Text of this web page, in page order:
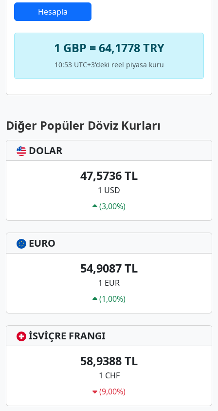
Hesapla
1 GBP = 64,1778 TRY
10:53 UTC+3'deki reel piyasa kuru
Diğer Popüler Döviz Kurları
DOLAR
47,5736 TL
1 USD
(3,00%)
EURO
54,9087 TL
1 EUR
(1,00%)
İSVİÇRE FRANGI
58,9388 TL
1 CHF
(9,00%)